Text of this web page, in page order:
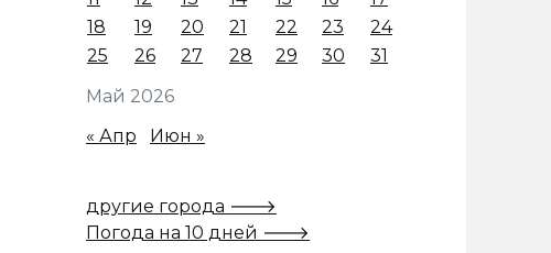
Май 2026
18
19 20 21 22 23
24
25
26 27 28 29 30 31
« Апр Июн »
другие города 🡒
Погода на 10 дней 🡒